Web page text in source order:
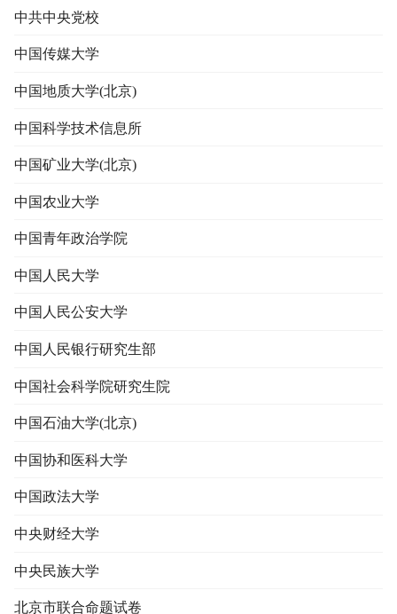
中共中央党校
中国传媒大学
中国地质大学(北京)
中国科学技术信息所
中国矿业大学(北京)
中国农业大学
中国青年政治学院
中国人民大学
中国人民公安大学
中国人民银行研究生部
中国社会科学院研究生院
中国石油大学(北京)
中国协和医科大学
中国政法大学
中央财经大学
中央民族大学
北京市联合命题试卷